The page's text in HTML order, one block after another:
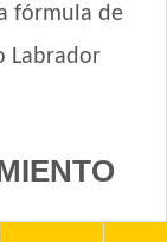
fórmula de
Labrador